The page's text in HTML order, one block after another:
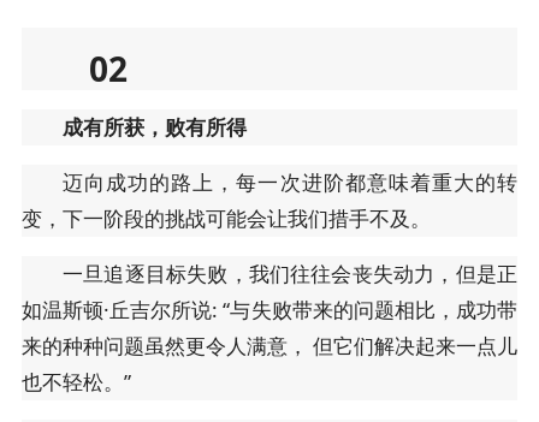
02
成有所获，败有所得
迈向成功的路上，每一次进阶都意味着重大的转
变，下一阶段的挑战可能会让我们措手不及。
一旦追逐目标失败，我们往往会丧失动力，但是正
如温斯顿·丘吉尔所说: “与失败带来的问题相比，成功带
来的种种问题虽然更令人满意， 但它们解决起来一点儿
也不轻松。”